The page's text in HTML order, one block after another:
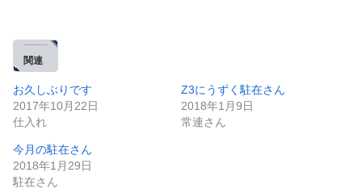
関連
お久しぶりです
2017年10月22日
仕入れ
Z3にうずく駐在さん
2018年1月9日
常連さん
今月の駐在さん
2018年1月29日
駐在さん